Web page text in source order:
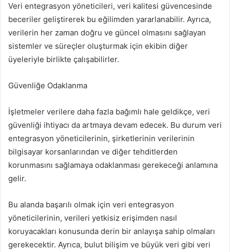
Veri entegrasyon yöneticileri, veri kalitesi güvencesinde
beceriler geliştirerek bu eğilimden yararlanabilir. Ayrıca,
verilerin her zaman doğru ve güncel olmasını sağlayan
sistemler ve süreçler oluşturmak için ekibin diğer
üyeleriyle birlikte çalışabilirler.
Güvenliğe Odaklanma
İşletmeler verilere daha fazla bağımlı hale geldikçe, veri
güvenliği ihtiyacı da artmaya devam edecek. Bu durum veri
entegrasyon yöneticilerinin, şirketlerinin verilerinin
bilgisayar korsanlarından ve diğer tehditlerden
korunmasını sağlamaya odaklanması gerekeceği anlamına
gelir.
Bu alanda başarılı olmak için veri entegrasyon
yöneticilerinin, verileri yetkisiz erişimden nasıl
koruyacakları konusunda derin bir anlayışa sahip olmaları
gerekecektir. Ayrıca, bulut bilişim ve büyük veri gibi veri